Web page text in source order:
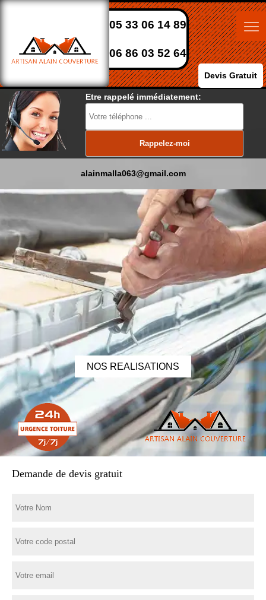
05 33 06 14 89
06 86 03 52 64
Devis Gratuit
Etre rappelé immédiatement:
alainmalla063@gmail.com
NOS REALISATIONS
Demande de devis gratuit